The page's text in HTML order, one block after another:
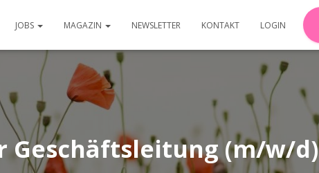
JOBS MAGAZIN NEWSLETTER KONTAKT LOGIN
Geschäftsleitung (m/w/d)